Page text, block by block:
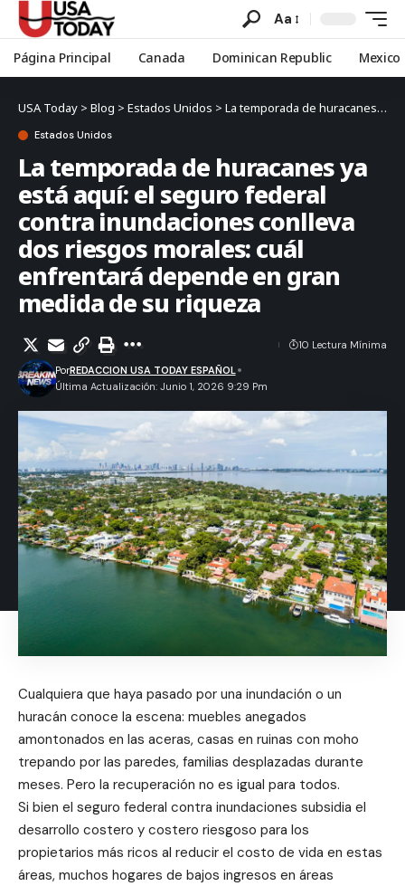
Aa
Página Principal Canada Dominican Republic Mexico
USA Today > Blog > Estados Unidos > La temporada de huracanes ya está aquí: el seguro federal contra inundaciones conlleva dos riesgos morales: cuál enfrentará depende en gran medida de su riqueza
Estados Unidos
La temporada de huracanes ya
está aquí: el seguro federal
contra inundaciones conlleva
dos riesgos morales: cuál
enfrentará depende en gran
medida de su riqueza
Última Actualización: Junio 1, 2026 9:29 Pm
PorREDACCION USA TODAY ESPAÑOL
10 Lectura Mínima
Cualquiera que haya pasado por una inundación o un
huracán conoce la escena: muebles anegados
amontonados en las aceras, casas en ruinas con moho
trepando por las paredes, familias desplazadas durante
meses. Pero la recuperación no es igual para todos.
Si bien el seguro federal contra inundaciones subsidia el
desarrollo costero y costero riesgoso para los
propietarios más ricos al reducir el costo de vida en estas
áreas, muchos hogares de bajos ingresos en áreas